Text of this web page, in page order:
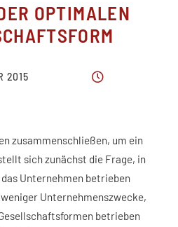
OPTIMALEN
2015
zusammenschließen, um ein
sich zunächst die Frage, in
Unternehmen betrieben
Unternehmenszwecke,
betrieben